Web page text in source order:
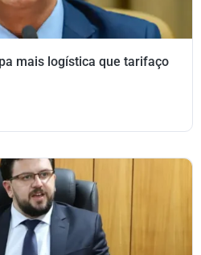
mais logística que tarifaço